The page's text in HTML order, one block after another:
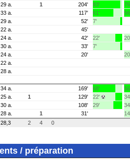
29 a. 1 204' 83'
33 a. 117' 61'
29 a. 52'
7'
22 a.
45'
24 a. 42' 22'
30 a. 33'
7'
24 a. 20'
22 a.
28 a.
34 a. 169' 68'
25 a. 1 129' 22'
30 a. 108' 29'
28 a. 1 31'
28,3 2 4 0
/ préparation